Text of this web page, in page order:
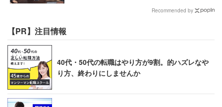
Recommended by
【PR】注目情報
40代・50代の転職はやり方が9割。的ハズレなや
り方、終わりにしませんか